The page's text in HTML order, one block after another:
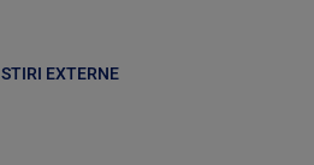
STIRI EXTERNE